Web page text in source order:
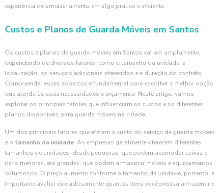
experiência de armazenamento em algo prático e eficiente.
Custos e Planos de Guarda Móveis em Santos
Os custos e planos de guarda móveis em Santos variam amplamente,
dependendo de diversos fatores, como o tamanho da unidade, a
localização, os serviços adicionais oferecidos e a duração do contrato.
Compreender esses aspectos é fundamental para escolher a melhor opção
que atenda às suas necessidades e orçamento. Neste artigo, vamos
explorar os principais fatores que influenciam os custos e os diferentes
planos disponíveis para guarda móveis na cidade.
Um dos principais fatores que afetam o custo do serviço de guarda móveis
é o tamanho da unidade. As empresas geralmente oferecem diferentes
tamanhos de unidades, desde pequenas, que podem acomodar caixas e
itens menores, até grandes, que podem armazenar móveis e equipamentos
volumosos. O preço aumenta conforme o tamanho da unidade, portanto, é
importante avaliar cuidadosamente quantos itens você precisa armazenar e